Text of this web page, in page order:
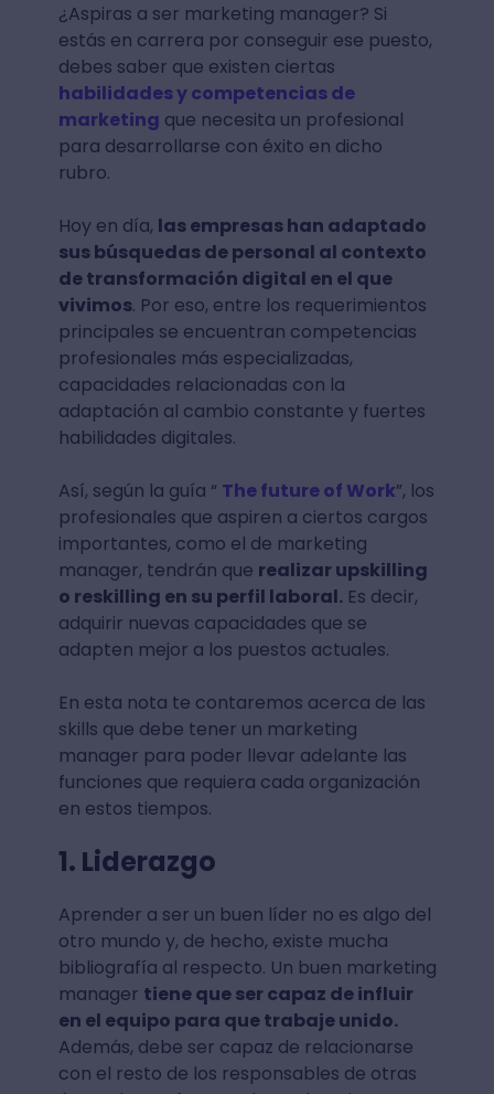
¿Aspiras a ser marketing manager? Si
estás en carrera por conseguir ese puesto,
debes saber que existen ciertas
habilidades y competencias de
marketing que necesita un profesional
para desarrollarse con éxito en dicho
rubro.
Hoy en día, las empresas han adaptado
sus búsquedas de personal al contexto
de transformación digital en el que
vivimos. Por eso, entre los requerimientos
principales se encuentran competencias
profesionales más especializadas,
capacidades relacionadas con la
adaptación al cambio constante y fuertes
habilidades digitales.
Así, según la guía “ The future of Work”, los
profesionales que aspiren a ciertos cargos
importantes, como el de marketing
manager, tendrán que realizar upskilling
o reskilling en su perfil laboral.Es decir,
adquirir nuevas capacidades que se
adapten mejor a los puestos actuales.
En esta nota te contaremos acerca de las
skills que debe tener un marketing
manager para poder llevar adelante las
funciones que requiera cada organización
en estos tiempos.
1. Liderazgo
Aprender a ser un buen líder no es algo del
otro mundo y, de hecho, existe mucha
bibliografía al respecto. Un buen marketing
manager tiene que ser capaz de influir
en el equipo para que trabaje unido.
Además, debe ser capaz de relacionarse
con el resto de los responsables de otras